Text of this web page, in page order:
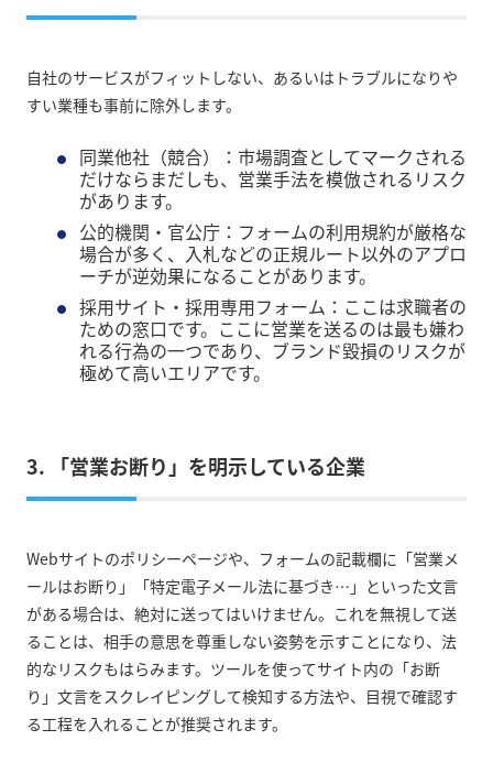
自社のサービスがフィットしない、あるいはトラブルになりや
すい業種も事前に除外します。
同業他社（競合）：市場調査としてマークされる
だけならまだしも、営業手法を模倣されるリスク
があります。
公的機関・官公庁：フォームの利用規約が厳格な
場合が多く、入札などの正規ルート以外のアプロ
ーチが逆効果になることがあります。
採用サイト・採用専用フォーム：ここは求職者の
ための窓口です。ここに営業を送るのは最も嫌わ
れる行為の一つであり、ブランド毀損のリスクが
極めて高いエリアです。
3. 「営業お断り」を明示している企業
Webサイトのポリシーページや、フォームの記載欄に「営業メ
ールはお断り」「特定電子メール法に基づき…」といった文言
がある場合は、絶対に送ってはいけません。これを無視して送
ることは、相手の意思を尊重しない姿勢を示すことになり、法
的なリスクもはらみます。ツールを使ってサイト内の「お断
り」文言をスクレイピングして検知する方法や、目視で確認す
る工程を入れることが推奨されます。